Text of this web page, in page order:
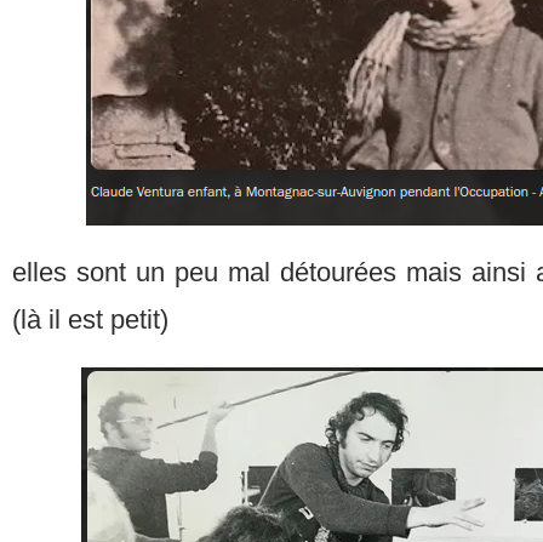
elles sont un peu mal détourées mais ainsi
(là il est petit)